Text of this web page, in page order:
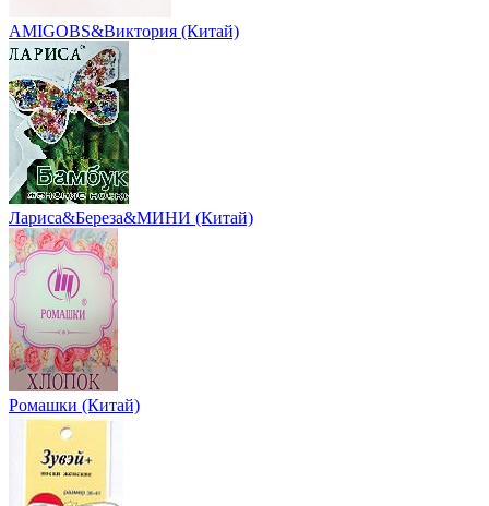
AMIGOBS&Виктория (Китай)
Лариса&Береза&МИНИ (Китай)
Ромашки (Китай)